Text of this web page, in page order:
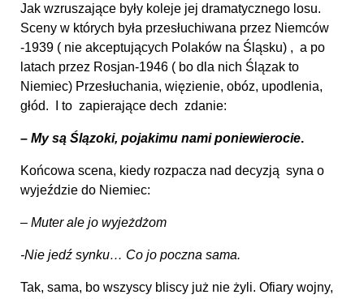
Jak wzruszające były koleje jej dramatycznego losu.
Sceny w których była przesłuchiwana przez Niemców
-1939 ( nie akceptujących Polaków na Śląsku) , a po
latach przez Rosjan-1946 ( bo dla nich Ślązak to
Niemiec) Przesłuchania, więzienie, obóz, upodlenia,
głód. I to zapierające dech zdanie:
– My są Ślązoki, pojakimu nami poniewierocie.
Końcowa scena, kiedy rozpacza nad decyzją syna o
wyjeździe do Niemiec:
– Muter ale jo wyjeżdżom
-Nie jedź synku… Co jo poczna sama.
Tak, sama, bo wszyscy bliscy już nie żyli. Ofiary wojny,